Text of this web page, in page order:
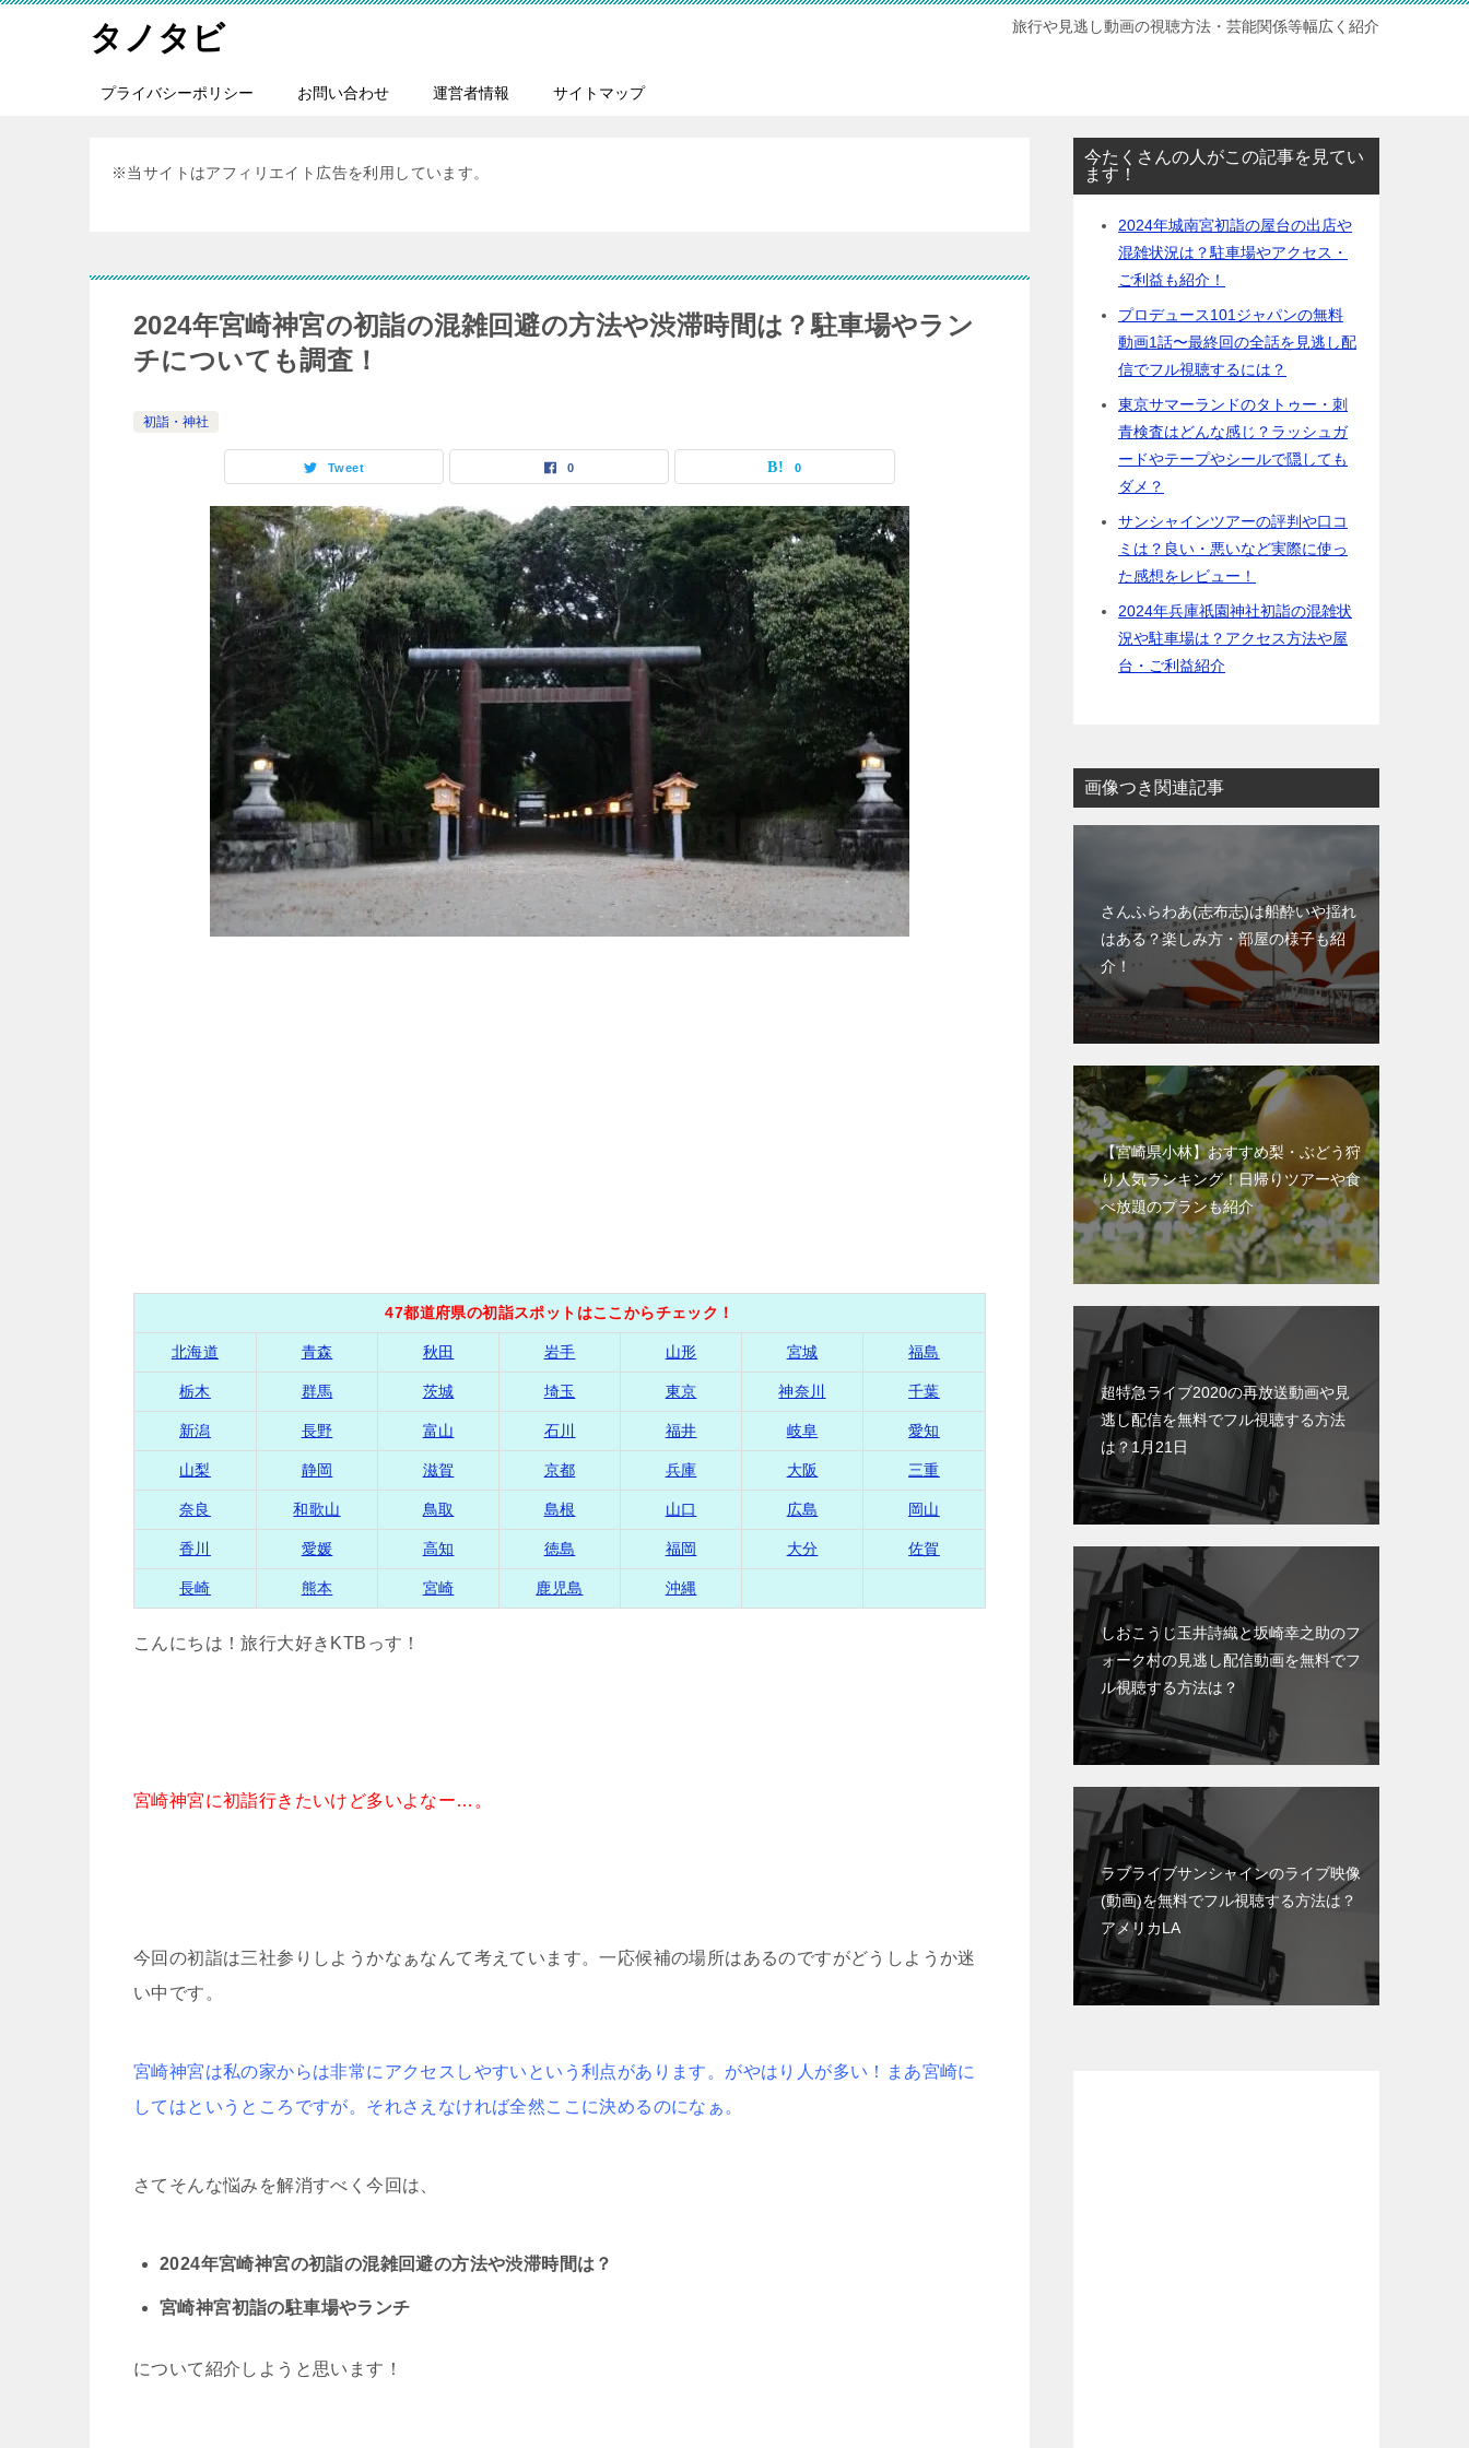
タノタビ 旅行や見逃し動画の視聴方法・芸能関係等幅広く紹介
プライバシーポリシー お問い合わせ 運営者情報 サイトマップ
※当サイトはアフィリエイト広告を利用しています。
2024年宮崎神宮の初詣の混雑回避の方法や渋滞時間は？駐車場やラン
チについても調査！
初詣・神社
Tweet 0 0
47都道府県の初詣スポットはここからチェック！
北海道 青森 秋田 岩手 山形 宮城 福島
栃木 群馬 茨城 埼玉 東京 神奈川 千葉
新潟 長野 富山 石川 福井 岐阜 愛知
山梨 静岡 滋賀 京都 兵庫 大阪 三重
奈良 和歌山 鳥取 島根 山口 広島 岡山
香川 愛媛 高知 徳島 福岡 大分 佐賀
長崎 熊本 宮崎 鹿児島 沖縄
こんにちは！旅行大好きKTBっす！
宮崎神宮に初詣行きたいけど多いよなー…。
今回の初詣は三社参りしようかなぁなんて考えています。一応候補の場所はあるのですがどうしようか迷
い中です。
宮崎神宮は私の家からは非常にアクセスしやすいという利点があります。がやはり人が多い！まあ宮崎に
してはというところですが。それさえなければ全然ここに決めるのになぁ。
さてそんな悩みを解消すべく今回は、
2024年宮崎神宮の初詣の混雑回避の方法や渋滞時間は？
宮崎神宮初詣の駐車場やランチ
について紹介しようと思います！
今たくさんの人がこの記事を見てい
ます！
2024年城南宮初詣の屋台の出店や
混雑状況は？駐車場やアクセス・
ご利益も紹介！
プロデュース101ジャパンの無料
動画1話〜最終回の全話を見逃し配
信でフル視聴するには？
東京サマーランドのタトゥー・刺
青検査はどんな感じ？ラッシュガ
ードやテープやシールで隠しても
ダメ？
サンシャインツアーの評判や口コ
ミは？良い・悪いなど実際に使っ
た感想をレビュー！
2024年兵庫祇園神社初詣の混雑状
況や駐車場は？アクセス方法や屋
台・ご利益紹介
画像つき関連記事
さんふらわあ(志布志)は船酔いや揺れ
はある？楽しみ方・部屋の様子も紹
介！
【宮崎県小林】おすすめ梨・ぶどう狩
り人気ランキング！日帰りツアーや食
べ放題のプランも紹介
超特急ライブ2020の再放送動画や見
逃し配信を無料でフル視聴する方法
は？1月21日
しおこうじ玉井詩織と坂崎幸之助のフ
ォーク村の見逃し配信動画を無料でフ
ル視聴する方法は？
ラブライブサンシャインのライブ映像
(動画)を無料でフル視聴する方法は？
アメリカLA